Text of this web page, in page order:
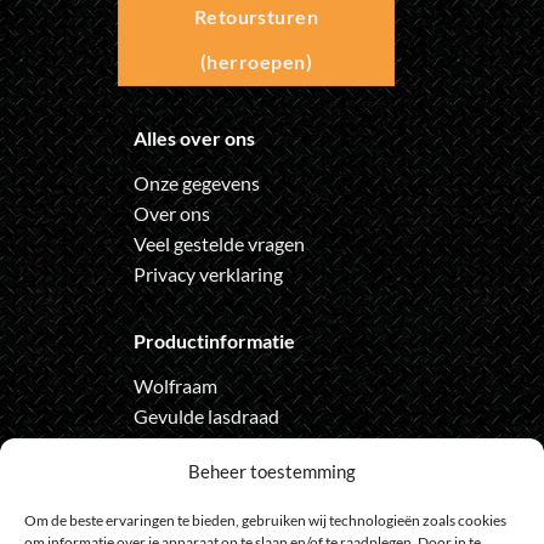
Beheer toestemming
Om de beste ervaringen te bieden, gebruiken wij technologieën zoals cookies
Retoursturen
(herroepen)
Alles over ons
Onze gegevens
Over ons
Veel gestelde vragen
Privacy verklaring
Productinformatie
Wolfraam
Gevulde lasdraad
Automatische lashelm
Onze nieuwsbrief